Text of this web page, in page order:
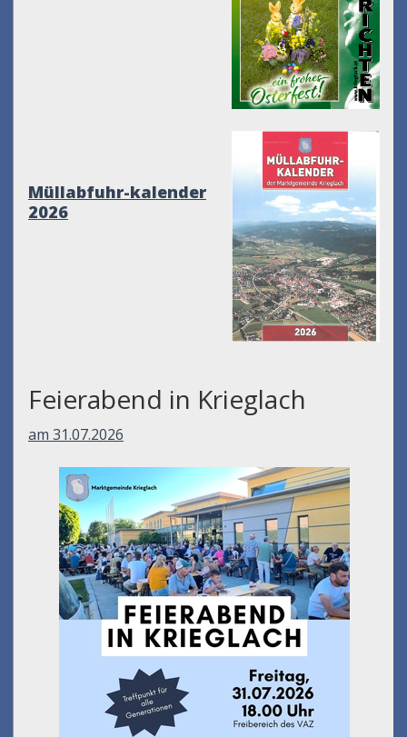
Müllabfuhr-kalender
2026
Feierabend in Krieglach
am 31.07.2026